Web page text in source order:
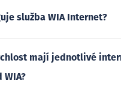
služba WIA Internet?
mají jednotlivé
WIA?